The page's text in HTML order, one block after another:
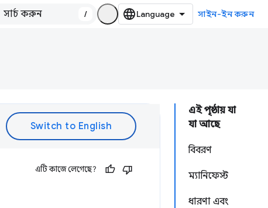
/ সাইন-ইন করুন
এই পৃষ্ঠায় যা
যা আছে
বিবরণ
ম্যানিফেস্ট
ধারণা এবং
এটি কাজে লেগেছে?